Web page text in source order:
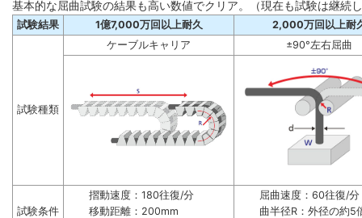
基本的な屈曲試験の結果も高い数値でクリア。（現在も試験は継続
試験結果 1億7,000万回以上耐久 2,000万回以上耐
試験種類
ケーブルキャリア ±90°左右屈曲
試験条件
摺動速度：180往復/分
移動距離：200mm
屈曲速度：60往復/分
曲半径R：外径の約5